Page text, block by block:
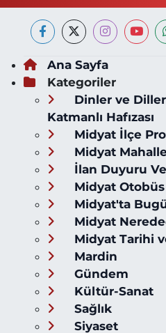
Ana Sayfa
Kategoriler
Dinler ve
Katmanlı Hafızası
Midyat İlçe
Midyat
İlan Duyuru
Midyat Otobüs
Midyat'ta
Midyat
Midyat Tarihi
Mardin
Gündem
Kültür-Sanat
Sağlık
Siyaset